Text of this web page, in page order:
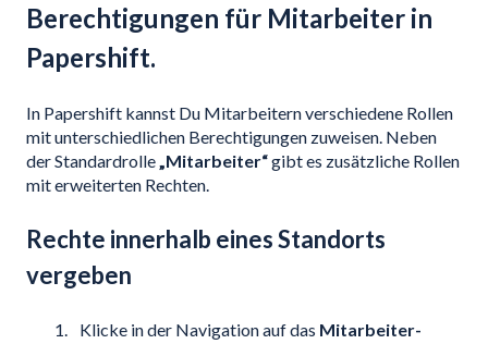
Berechtigungen für Mitarbeiter in
Papershift.
In Papershift kannst Du Mitarbeitern verschiedene Rollen
mit unterschiedlichen Berechtigungen zuweisen. Neben
der Standardrolle„Mitarbeiter“gibt es zusätzliche Rollen
mit erweiterten Rechten.
Rechte innerhalb eines Standorts
vergeben
Klicke in der Navigation auf das Mitarbeiter-